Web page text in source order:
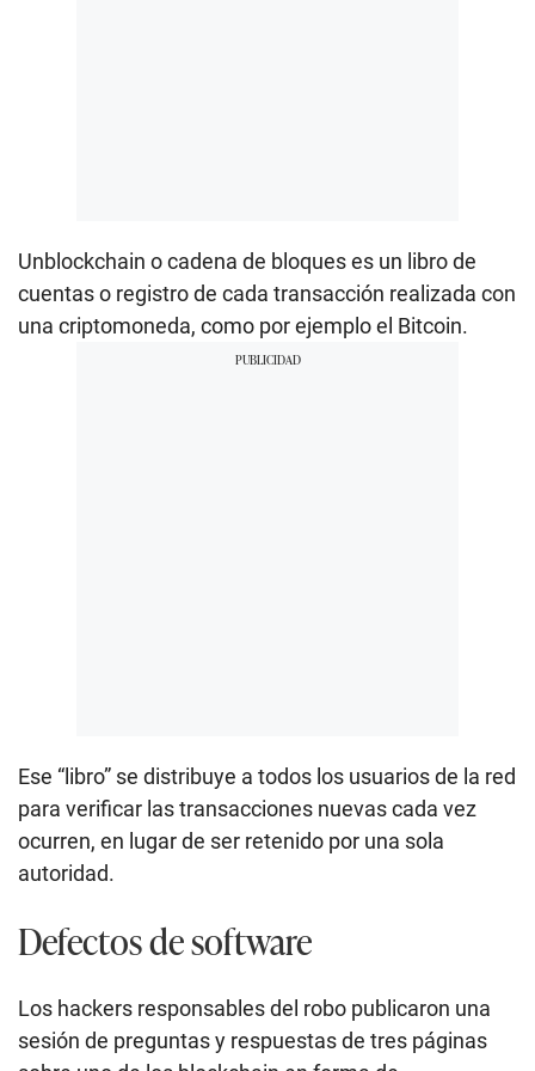
Unblockchain o cadena de bloques es un libro de
cuentas o registro de cada transacción realizada con
una criptomoneda, como por ejemplo el Bitcoin.
Ese “libro” se distribuye a todos los usuarios de la red
para verificar las transacciones nuevas cada vez
ocurren, en lugar de ser retenido por una sola
autoridad.
Defectos de software
Los hackers responsables del robo publicaron una
sesión de preguntas y respuestas de tres páginas